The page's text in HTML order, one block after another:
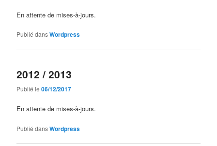
En attente de mises-à-jours.
Publié dansWordpress
2012 / 2013
Publié le06/12/2017
En attente de mises-à-jours.
Publié dansWordpress